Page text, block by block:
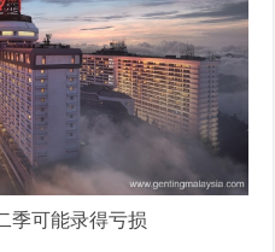
季可能录得亏损